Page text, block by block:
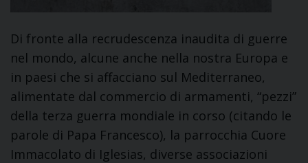
Di fronte alla recrudescenza inaudita di guerre
nel mondo, alcune anche nella nostra Europa e
in paesi che si affacciano sul Mediterraneo,
alimentate dal commercio di armamenti, “pezzi”
della terza guerra mondiale in corso (citando le
parole di Papa Francesco), la parrocchia Cuore
Immacolato di Iglesias, diverse associazioni